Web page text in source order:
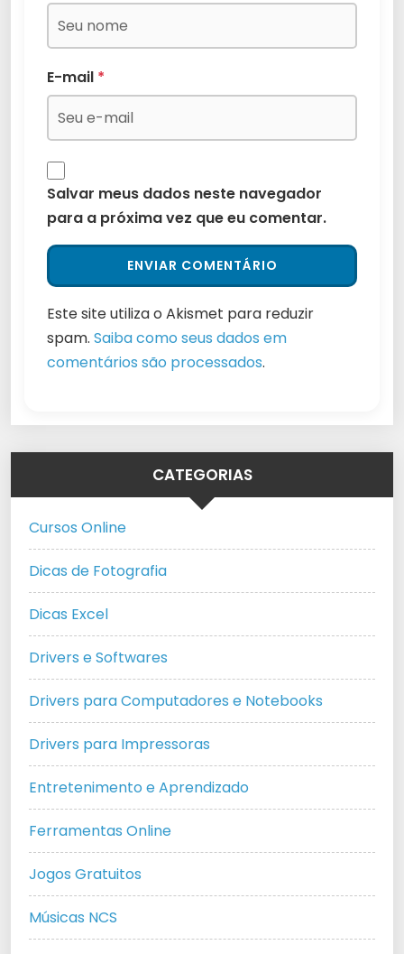
E-mail *
Salvar meus dados neste navegador
para a próxima vez que eu comentar.
Este site utiliza o Akismet para reduzir
spam. Saiba como seus dados em
comentários são processados.
CATEGORIAS
Cursos Online
Dicas de Fotografia
Dicas Excel
Drivers e Softwares
Drivers para Computadores e Notebooks
Drivers para Impressoras
Entretenimento e Aprendizado
Ferramentas Online
Jogos Gratuitos
Músicas NCS